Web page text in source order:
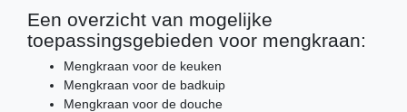
Een overzicht van mogelijke
toepassingsgebieden voor mengkraan:
Mengkraan voor de keuken
Mengkraan voor de badkuip
Mengkraan voor de douche